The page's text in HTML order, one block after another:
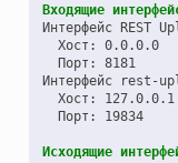
Входящие
Интерфейс REST
Хост :
0.0.0.0
Порт :
8181
Интерфейс rest-
Хост :
127.0.0.1
Порт : 19834
Исходящие